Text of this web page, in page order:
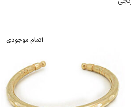
اتمام موجودی